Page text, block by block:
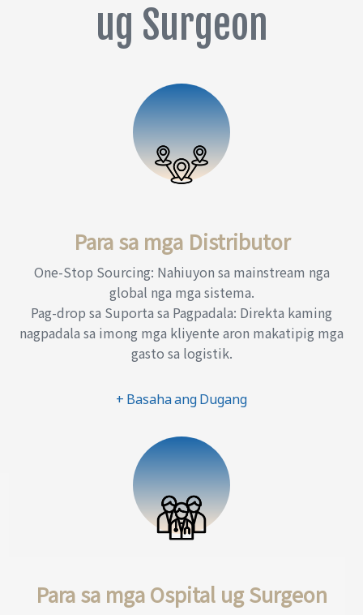
ug Surgeon
Para sa mga Distributor
One-Stop Sourcing: Nahiuyon sa mainstream nga
global nga mga sistema.
Pag-drop sa Suporta sa Pagpadala: Direkta kaming
nagpadala sa imong mga kliyente aron makatipig mga
gasto sa logistik.
+ Basaha ang Dugang
Para sa mga Ospital ug Surgeon